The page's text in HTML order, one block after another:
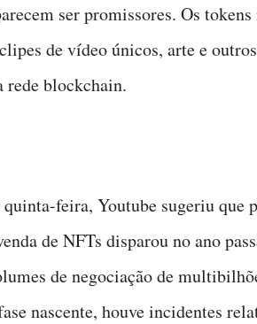
ser promissores. Os
de vídeo únicos, arte e
rede blockchain.
feira, Youtube sugeriu que
de NFTs disparou no ano
de negociação de
nascente, houve incidentes